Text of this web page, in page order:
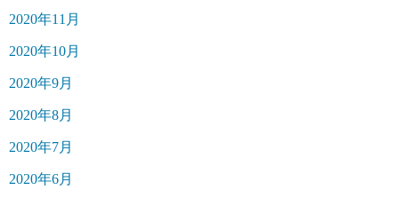
2020年11月
2020年10月
2020年9月
2020年8月
2020年7月
2020年6月